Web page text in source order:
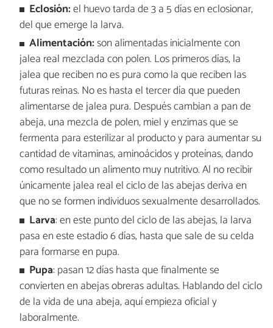
Eclosión:el huevo tarda de 3 a 5 días en eclosionar,
del que emerge la larva.
Alimentación:son alimentadas inicialmente con
jalea real mezclada con polen. Los primeros días, la
jalea que reciben no es pura como la que reciben las
futuras reinas. No es hasta el tercer día que pueden
alimentarse de jalea pura. Después cambian a pan de
abeja, una mezcla de polen, miel y enzimas que se
fermenta para esterilizar al producto y para aumentar su
cantidad de vitaminas, aminoácidos y proteínas, dando
como resultado un alimento muy nutritivo. Al no recibir
únicamente jalea real el ciclo de las abejas deriva en
que no se formen individuos sexualmente desarrollados.
Larva: en este punto del ciclo de las abejas, la larva
pasa en este estadio 6 días, hasta que sale de su celda
para formarse en pupa.
Pupa: pasan 12 días hasta que finalmente se
convierten en abejas obreras adultas. Hablando del ciclo
de la vida de una abeja, aquí empieza oficial y
laboralmente.